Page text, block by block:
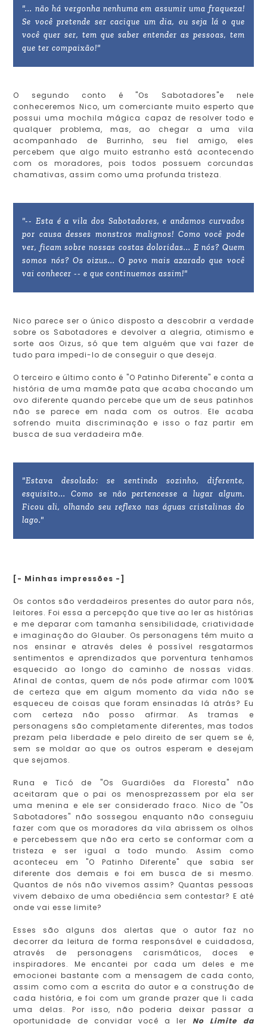
"... não há vergonha nenhuma em assumir uma fraqueza!
Se você pretende ser cacique um dia, ou seja lá o que
você quer ser, tem que saber entender as pessoas, tem
que ter compaixão!"
O segundo conto é "Os Sabotadores"e nele
conheceremos Nico, um comerciante muito esperto que
possui uma mochila mágica capaz de resolver todo e
qualquer problema, mas, ao chegar a uma vila
acompanhado de Burrinho, seu fiel amigo, eles
percebem que algo muito estranho está acontecendo
com os moradores, pois todos possuem corcundas
chamativas, assim como uma profunda tristeza.
"-- Esta é a vila dos Sabotadores, e andamos curvados
por causa desses monstros malignos! Como você pode
ver, ficam sobre nossas costas doloridas... E nós? Quem
somos nós? Os oizus... O povo mais azarado que você
vai conhecer -- e que continuemos assim!"
Nico parece ser o único disposto a descobrir a verdade
sobre os Sabotadores e devolver a alegria, otimismo e
sorte aos Oizus, só que tem alguém que vai fazer de
tudo para impedi-lo de conseguir o que deseja.
O terceiro e último conto é "O Patinho Diferente" e conta a
história de uma mamãe pata que acaba chocando um
ovo diferente quando percebe que um de seus patinhos
não se parece em nada com os outros. Ele acaba
sofrendo muita discriminação e isso o faz partir em
busca de sua verdadeira mãe.
"Estava desolado: se sentindo sozinho, diferente,
esquisito... Como se não pertencesse a lugar algum.
Ficou ali, olhando seu reflexo nas águas cristalinas do
lago."
[- Minhas impressões -]
Os contos são verdadeiros presentes do autor para nós,
leitores. Foi essa a percepção que tive ao ler as histórias
e me deparar com tamanha sensibilidade, criatividade
e imaginação do Glauber. Os personagens têm muito a
nos ensinar e através deles é possível resgatarmos
sentimentos e aprendizados que porventura tenhamos
esquecido ao longo do caminho de nossas vidas.
Afinal de contas, quem de nós pode afirmar com 100%
de certeza que em algum momento da vida não se
esqueceu de coisas que foram ensinadas lá atrás? Eu
com certeza não posso afirmar. As tramas e
personagens são completamente diferentes, mas todos
prezam pela liberdade e pelo direito de ser quem se é,
sem se moldar ao que os outros esperam e desejam
que sejamos.
Runa e Ticó de "Os Guardiões da Floresta" não
aceitaram que o pai os menosprezassem por ela ser
uma menina e ele ser considerado fraco. Nico de "Os
Sabotadores" não sossegou enquanto não conseguiu
fazer com que os moradores da vila abrissem os olhos
e percebessem que não era certo se conformar com a
tristeza e ser igual a todo mundo. Assim como
aconteceu em "O Patinho Diferente" que sabia ser
diferente dos demais e foi em busca de si mesmo.
Quantos de nós não vivemos assim? Quantas pessoas
vivem debaixo de uma obediência sem contestar? E até
onde vai esse limite?
Esses são alguns dos alertas que o autor faz no
decorrer da leitura de forma responsável e cuidadosa,
através de personagens carismáticos, doces e
inspiradores. Me encantei por cada um deles e me
emocionei bastante com a mensagem de cada conto,
assim como com a escrita do autor e a construção de
cada história, e foi com um grande prazer que li cada
uma delas. Por isso, não poderia deixar passar a
oportunidade de convidar você a ler No Limite da